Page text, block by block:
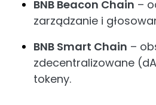
BNB Beacon Chain –
zarządzanie i
BNB Smart Chain –
zdecentralizowane
tokeny.